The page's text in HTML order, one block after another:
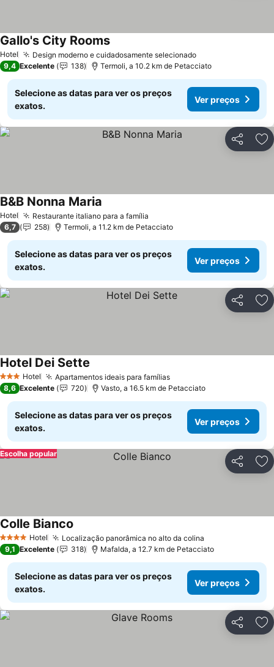
Hotel Design moderno e cuidadosamente selecionadoVer preços
Gallo's City RoomsVer preços
9,4 Excelente 138 Termoli, a 10.2 km de Petacciato
Selecione as datas para ver os preços
exatos.
Ver preços
Partilhar
Hotel Restaurante italiano para a família
B&B Nonna Maria
6,7 258 Termoli, a 11.2 km de Petacciato
Selecione as datas para ver os preços
exatos.
Ver preços
Partilhar
3 EstrelasHotel Apartamentos ideais para famíliasVer preços
Hotel Dei Sette
8,6 Excelente 720 Vasto, a 16.5 km de Petacciato
Selecione as datas para ver os preços
exatos.
Ver preços
Partilhar
Escolha popular
4 EstrelasHotel Localização panorâmica no alto da colina
Colle Bianco
9,1 Excelente 318 Mafalda, a 12.7 km de Petacciato
Selecione as datas para ver os preços
exatos.
Ver preços
Partilhar